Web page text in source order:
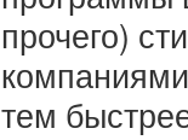
прочего)
тем